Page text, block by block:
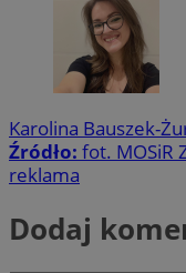
Karolina Bauszek-
Źródło: fot. MOSiR
reklama
Dodaj